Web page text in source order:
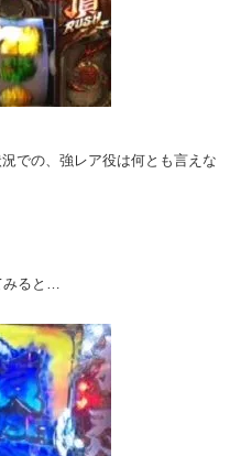
での、強レア役は何とも言えな
ると…